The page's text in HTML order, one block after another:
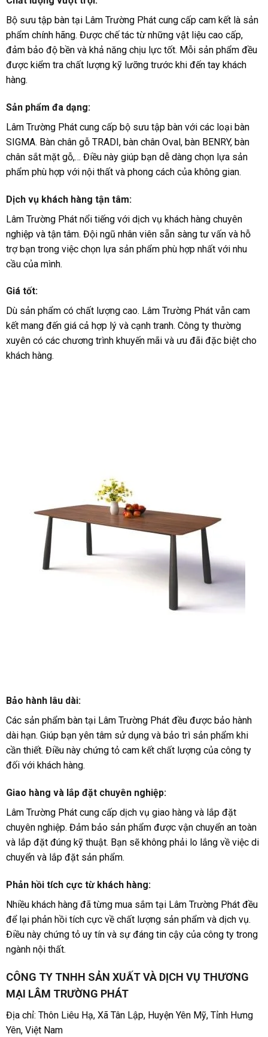
Bộ sưu tập bàn tại Lâm Trường Phát cung cấp cam kết là sản
phẩm chính hãng. Được chế tác từ những vật liệu cao cấp,
đảm bảo độ bền và khả năng chịu lực tốt. Mỗi sản phẩm đều
được kiểm tra chất lượng kỹ lưỡng trước khi đến tay khách
hàng.
Sản phẩm đa dạng:
Lâm Trường Phát cung cấp bộ sưu tập bàn với các loại bàn
SIGMA. Bàn chân gỗ TRADI, bàn chân Oval, bàn BENRY, bàn
chân sắt mặt gỗ,… Điều này giúp bạn dễ dàng chọn lựa sản
phẩm phù hợp với nội thất và phong cách của không gian.
Dịch vụ khách hàng tận tâm:
Lâm Trường Phát nổi tiếng với dịch vụ khách hàng chuyên
nghiệp và tận tâm. Đội ngũ nhân viên sẵn sàng tư vấn và hỗ
trợ bạn trong việc chọn lựa sản phẩm phù hợp nhất với nhu
cầu của mình.
Giá tốt:
Dù sản phẩm có chất lượng cao. Lâm Trường Phát vẫn cam
kết mang đến giá cả hợp lý và cạnh tranh. Công ty thường
xuyên có các chương trình khuyến mãi và ưu đãi đặc biệt cho
khách hàng.
Bảo hành lâu dài:
Các sản phẩm bàn tại Lâm Trường Phát đều được bảo hành
dài hạn. Giúp bạn yên tâm sử dụng và bảo trì sản phẩm khi
cần thiết. Điều này chứng tỏ cam kết chất lượng của công ty
đối với khách hàng.
Giao hàng và lắp đặt chuyên nghiệp:
Lâm Trường Phát cung cấp dịch vụ giao hàng và lắp đặt
chuyên nghiệp. Đảm bảo sản phẩm được vận chuyển an toàn
và lắp đặt đúng kỹ thuật. Bạn sẽ không phải lo lắng về việc di
chuyển và lắp đặt sản phẩm.
Phản hồi tích cực từ khách hàng:
Nhiều khách hàng đã từng mua sắm tại Lâm Trường Phát đều
để lại phản hồi tích cực về chất lượng sản phẩm và dịch vụ.
Điều này chứng tỏ uy tín và sự đáng tin cậy của công ty trong
ngành nội thất.
CÔNG TY TNHH SẢN XUẤT VÀ DỊCH VỤ THƯƠNG
MẠI LÂM TRƯỜNG PHÁT
Địa chỉ: Thôn Liêu Hạ, Xã Tân Lập, Huyện Yên Mỹ, Tỉnh Hưng
Yên, Việt Nam